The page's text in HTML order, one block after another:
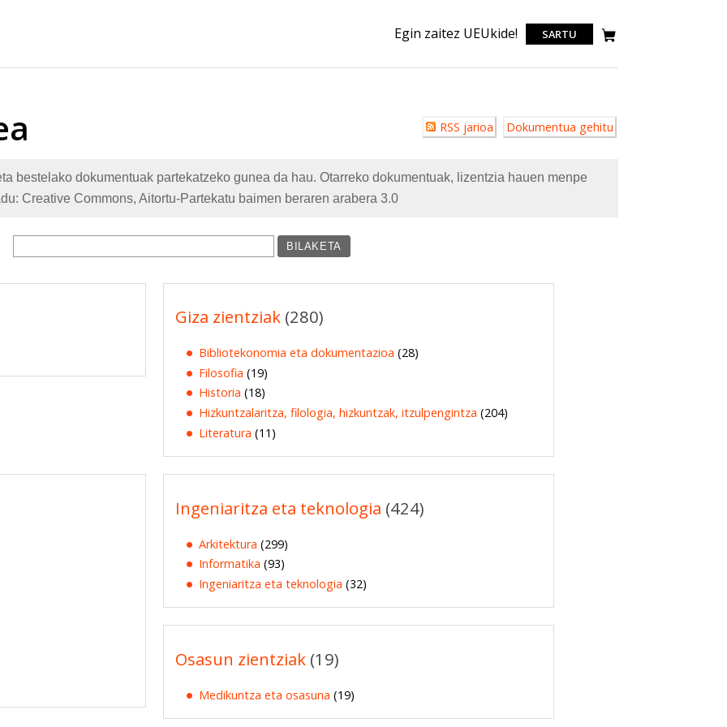
Egin zaitez UEUkide! SARTU
Erabiltzailearen
akzioak
RSS jarioa Dokumentua gehitu
bestelako dokumentuak partekatzeko gunea da hau. Otarreko dokumentuak, lizentzia hauen menpe
Creative Commons, Aitortu-Partekatu baimen beraren arabera 3.0
BILAKETA
Giza zientziak (280)
Bibliotekonomia eta dokumentazioa (28)
Filosofia (19)
Historia (18)
Hizkuntzalaritza, filologia, hizkuntzak, itzulpengintza (204)
Literatura (11)
Ingeniaritza eta teknologia (424)
Arkitektura (299)
Informatika (93)
Ingeniaritza eta teknologia (32)
Osasun zientziak (19)
Medikuntza eta osasuna (19)